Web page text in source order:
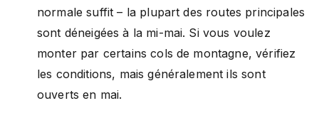
normale suffit – la plupart des routes principales
sont déneigées à la mi-mai. Si vous voulez
monter par certains cols de montagne, vérifiez
les conditions, mais généralement ils sont
ouverts en mai.